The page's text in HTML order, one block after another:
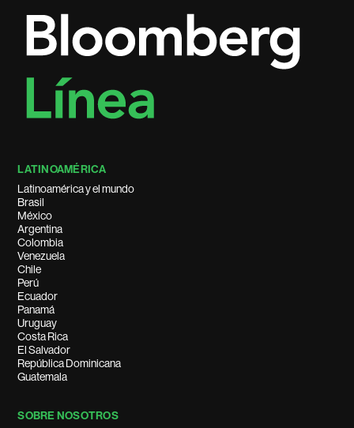
LATINOAMÉRICA
Latinoamérica y el mundo
Brasil
México
Argentina
Colombia
Venezuela
Chile
Perú
Ecuador
Panamá
Uruguay
Costa Rica
El Salvador
República Dominicana
Guatemala
SOBRE NOSOTROS